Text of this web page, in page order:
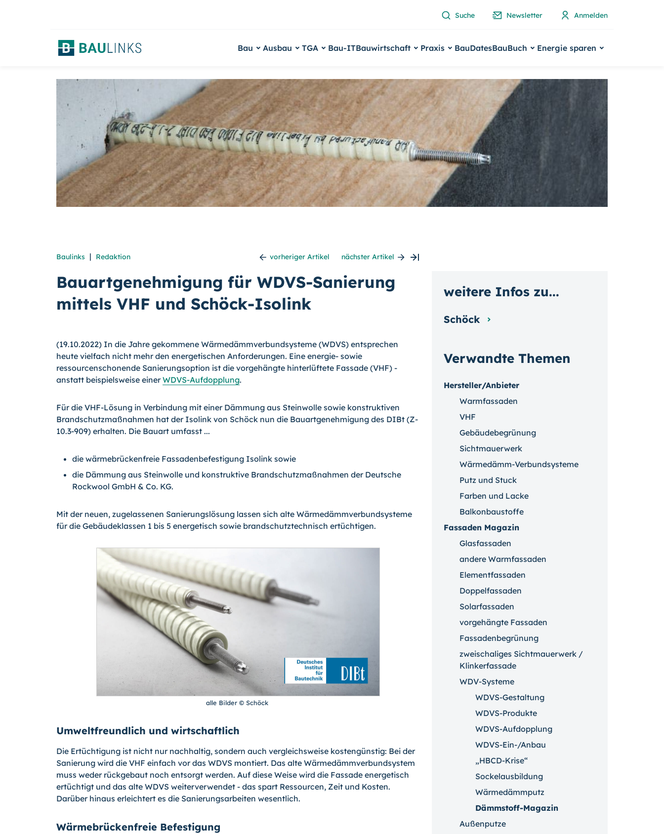
Suche Newsletter Anmelden
Bau Ausbau TGA Bau-ITBauwirtschaft Praxis BauDatesBauBuch Energie sparen
Baulinks | Redaktion vorheriger Artikel nächster Artikel
Bauartgenehmigung für WDVS-Sanierung
mittels VHF und Schöck-Isolink
(19.10.2022) In die Jahre gekommene Wärmedämmverbundsysteme (WDVS) entsprechen
heute vielfach nicht mehr den energetischen Anforderungen. Eine energie- sowie
ressourcenschonende Sanierungsoption ist die vorgehängte hinterlüftete Fassade (VHF) -
anstatt beispielsweise einerWDVS-Aufdopplung.
Für die VHF-Lösung in Verbindung mit einer Dämmung aus Steinwolle sowie konstruktiven
Brandschutzmaßnahmen hat der Isolink von Schöck nun die Bauartgenehmigung des DIBt (Z-
10.3-909) erhalten. Die Bauart umfasst ...
die wärmebrückenfreie Fassadenbefestigung Isolink sowie
die Dämmung aus Steinwolle und konstruktive Brandschutzmaßnahmen der Deutsche
Rockwool GmbH & Co. KG.
Mit der neuen, zugelassenen Sanierungslösung lassen sich alte Wärmedämmverbundsysteme
für die Gebäudeklassen 1 bis 5 energetisch sowie brandschutztechnisch ertüchtigen.
alle Bilder © Schöck
Umweltfreundlich und wirtschaftlich
Die Ertüchtigung ist nicht nur nachhaltig, sondern auch vergleichsweise kostengünstig: Bei der
Sanierung wird die VHF einfach vor das WDVS montiert. Das alte Wärmedämmverbundsystem
muss weder rückgebaut noch entsorgt werden. Auf diese Weise wird die Fassade energetisch
ertüchtigt und das alte WDVS weiterverwendet - das spart Ressourcen, Zeit und Kosten.
Darüber hinaus erleichtert es die Sanierungsarbeiten wesentlich.
Wärmebrückenfreie Befestigung
Verwandte Themen
Hersteller/Anbieter
Warmfassaden
VHF
Gebäudebegrünung
Sichtmauerwerk
Wärmedämm-Verbundsysteme
Putz und Stuck
Farben und Lacke
Balkonbaustoffe
Fassaden Magazin
Glasfassaden
andere Warmfassaden
Elementfassaden
Doppelfassaden
Solarfassaden
vorgehängte Fassaden
Fassadenbegrünung
zweischaliges Sichtmauerwerk /
Klinkerfassade
WDV-Systeme
WDVS-Gestaltung
WDVS-Produkte
WDVS-Aufdopplung
WDVS-Ein-/Anbau
„HBCD-Krise“
Sockelausbildung
Wärmedämmputz
Dämmstoff-Magazin
Außenputze
weitere Infos zu...
Schöck